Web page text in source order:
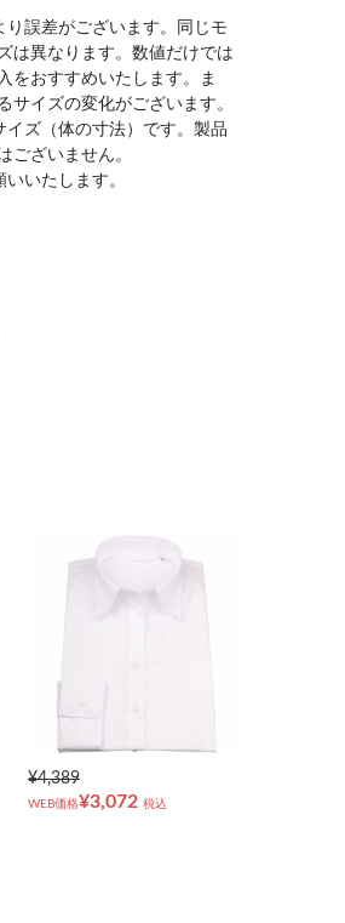
誤差がございます。同じモ
は異なります。数値だけでは
をおすすめいたします。ま
サイズの変化がございます。
ズ（体の寸法）です。製品
ございません。
いたします。
¥4,389
WEB価格¥3,072 税込